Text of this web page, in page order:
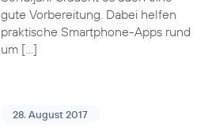
gute Vorbereitung. Dabei helfen
praktische Smartphone-Apps rund
um […]
28. August 2017